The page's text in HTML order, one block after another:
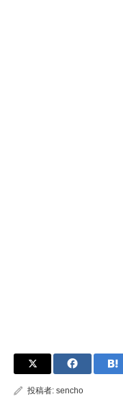
投稿者: sencho